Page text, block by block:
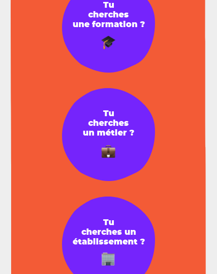
Tu
cherches
une formation ?
Tu
cherches
un métier ?
Tu
cherches un
établissement ?